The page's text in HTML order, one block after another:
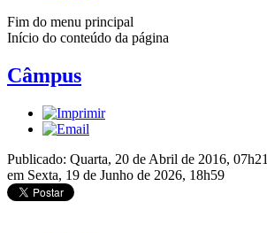
Fim do menu principal
Início do conteúdo da página
Câmpus
Publicado: Quarta, 20 de Abril de 2016, 07h21
em Sexta, 19 de Junho de 2026, 18h59